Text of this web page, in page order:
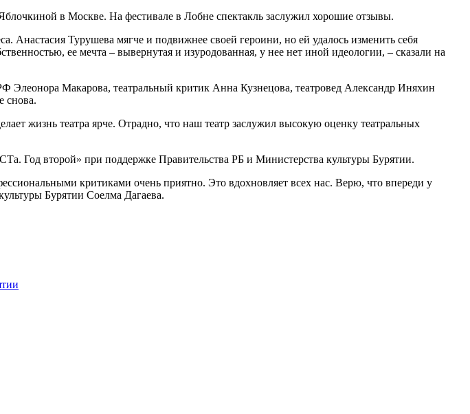
в Москве. На фестивале в Лобне спектакль заслужил хорошие отзывы.
Анастасия Турушева мягче и подвижнее своей героини, но ей удалось изменить себя
ее мечта – вывернутая и изуродованная, у нее нет иной идеологии, – сказали на
Элеонора Макарова, театральный критик Анна Кузнецова, театровед Александр Иняхин
снова.
жизнь театра ярче. Отрадно, что наш театр заслужил высокую оценку театральных
Год второй» при поддержке Правительства РБ и Министерства культуры Бурятии.
критиками очень приятно. Это вдохновляет всех нас. Верю, что впереди у
Бурятии Соелма Дагаева.